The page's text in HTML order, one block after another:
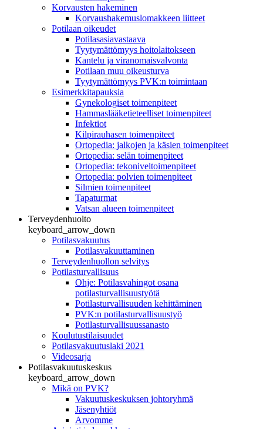
Korvausten hakeminen
Korvaushakemuslomakkeen liitteet
Potilaan oikeudet
Potilasasiavastaava
Tyytymättömyys hoitolaitokseen
Kantelu ja viranomaisvalvonta
Potilaan muu oikeusturva
Tyytymättömyys PVK:n toimintaan
Esimerkkitapauksia
Gynekologiset toimenpiteet
Hammaslääketieteelliset toimenpiteet
Infektiot
Kilpirauhasen toimenpiteet
Ortopedia: jalkojen ja käsien toimenpiteet
Ortopedia: selän toimenpiteet
Ortopedia: tekoniveltoimenpiteet
Ortopedia: polvien toimenpiteet
Silmien toimenpiteet
Tapaturmat
Vatsan alueen toimenpiteet
Terveydenhuolto
keyboard_arrow_down
Potilasvakuutus
Potilasvakuuttaminen
Terveydenhuollon selvitys
Potilasturvallisuus
Ohje: Potilasvahingot osana
potilasturvallisuustyötä
Potilasturvallisuuden kehittäminen
PVK:n potilasturvallisuustyö
Potilasturvallisuussanasto
Koulutustilaisuudet
Potilasvakuutuslaki 2021
Videosarja
Potilasvakuutuskeskus
keyboard_arrow_down
Mikä on PVK?
Vakuutuskeskuksen johtoryhmä
Jäsenyhtiöt
Arvomme